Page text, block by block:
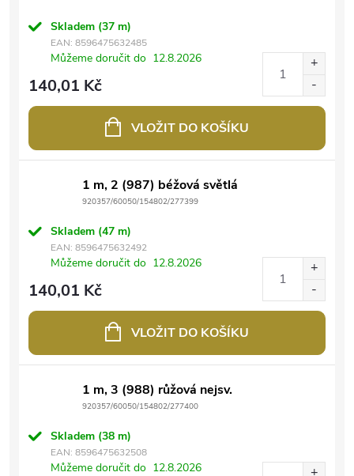
Skladem (37 m)
EAN: 8596475632485
Můžeme doručit do 12.8.2026
140,01 Kč
VLOŽIT DO KOŠÍKU
1 m, 2 (987) béžová světlá
920357/60050/154802/277399
Skladem (47 m)
EAN: 8596475632492
Můžeme doručit do 12.8.2026
140,01 Kč
VLOŽIT DO KOŠÍKU
1 m, 3 (988) růžová nejsv.
920357/60050/154802/277400
Skladem (38 m)
EAN: 8596475632508
Můžeme doručit do 12.8.2026